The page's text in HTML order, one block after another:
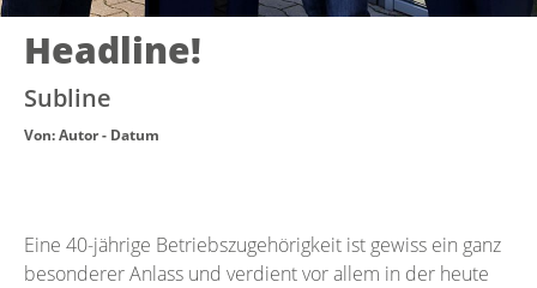
Headline!
Subline
Von: Autor - Datum
Eine 40-jährige Betriebszugehörigkeit ist gewiss ein ganz
besonderer Anlass und verdient vor allem in der heute